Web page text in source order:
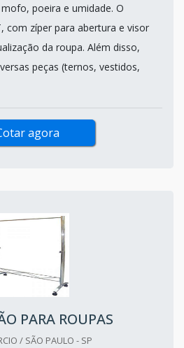
poeira e umidade. O
com zíper para abertura e visor
da roupa. Além disso,
peças (ternos, vestidos,
agora
PARA ROUPAS
/ SÃO PAULO - SP